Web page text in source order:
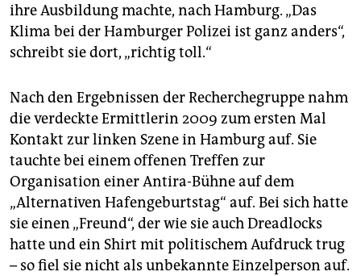
ihre Ausbildung machte, nach Hamburg. „Das
Klima bei der Hamburger Polizei ist ganz anders“,
schreibt sie dort, „richtig toll.“
Nach den Ergebnissen der Recherchegruppe nahm
die verdeckte Ermittlerin 2009 zum ersten Mal
Kontakt zur linken Szene in Hamburg auf. Sie
tauchte bei einem offenen Treffen zur
Organisation einer Antira-Bühne auf dem
„Alternativen Hafengeburtstag“ auf. Bei sich hatte
sie einen „Freund“, der wie sie auch Dreadlocks
hatte und ein Shirt mit politischem Aufdruck trug
– so fiel sie nicht als unbekannte Einzelperson auf.